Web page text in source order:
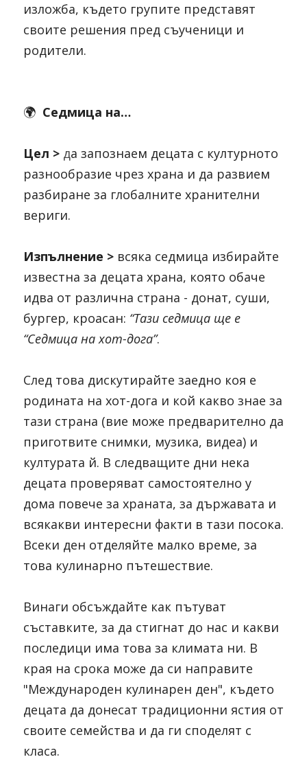
изложба, където групите представят
своите решения пред съученици и
родители.
🌍 Седмица на…
Цел > да запознаем децата с културното
разнообразие чрез храна и да развием
разбиране за глобалните хранителни
вериги.
Изпълнение > всяка седмица избирайте
известна за децата храна, която обаче
идва от различна страна - донат, суши,
бургер, кроасан: “Тази седмица ще е
“Седмица на хот-дога”.
След това дискутирайте заедно коя е
родината на хот-дога и кой какво знае за
тази страна (вие може предварително да
приготвите снимки, музика, видеа) и
културата й. В следващите дни нека
децата проверяват самостоятелно у
дома повече за храната, за държавата и
всякакви интересни факти в тази посока.
Всеки ден отделяйте малко време, за
това кулинарно пътешествие.
Винаги обсъждайте как пътуват
съставките, за да стигнат до нас и какви
последици има това за климата ни. В
края на срока може да си направите
"Международен кулинарен ден", където
децата да донесат традиционни ястия от
своите семейства и да ги споделят с
класа.